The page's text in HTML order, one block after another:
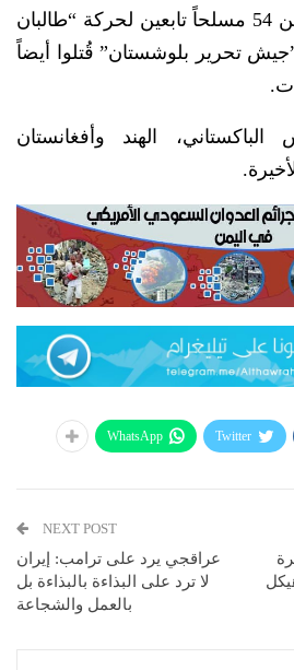
وأضاف أن ما لا يقل عن 54 مسلحاً تابعين لحركة “طالبان
تحرير بلوشستان” قُتلوا أيضاً
الهند وأفغانستان
Twitter
WhatsApp
NEXT POST
عراقجي يرد على ترامب: إيران
لا ترد على البذاءة بالبذاءة بل
بالعمل والشجاعة